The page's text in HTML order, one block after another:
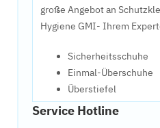
große Angebot an
Hygiene GMI- Ihrem
Sicherheitsschuhe
Einmal-Überschuhe
Überstiefel
Service Hotline